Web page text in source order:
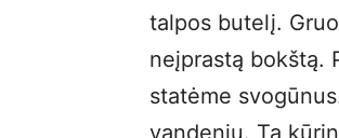
talpos butelį.
neįprastą bokštą.
statėme
vandeniu. Tą